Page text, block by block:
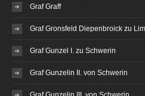
Graf Graff
Graf Gronsfeld Diepenbroick zu
Graf Gunzel I. zu Schwerin
Graf Gunzelin II. von Schwerin